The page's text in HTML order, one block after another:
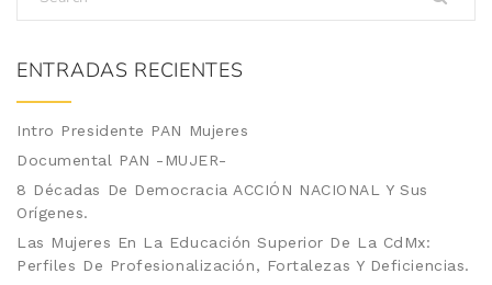
ENTRADAS RECIENTES
Intro Presidente PAN Mujeres
Documental PAN -MUJER-
8 Décadas De Democracia ACCIÓN NACIONAL Y Sus
Orígenes.
Las Mujeres En La Educación Superior De La CdMx:
Perfiles De Profesionalización, Fortalezas Y Deficiencias.